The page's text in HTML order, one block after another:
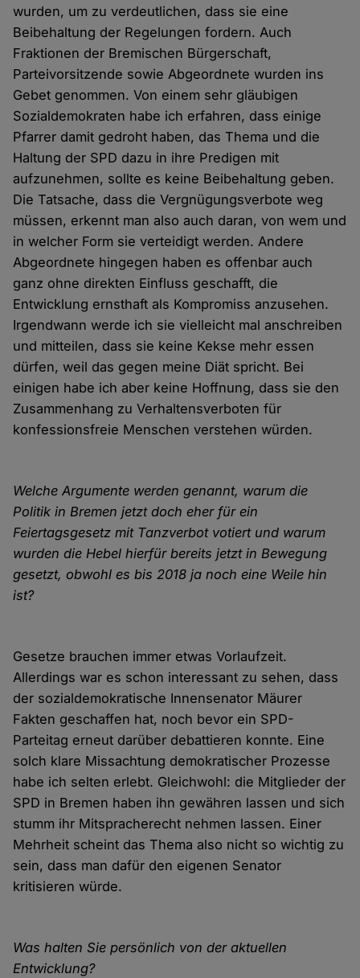
wurden, um zu verdeutlichen, dass sie eine
Beibehaltung der Regelungen fordern. Auch
Fraktionen der Bremischen Bürgerschaft,
Parteivorsitzende sowie Abgeordnete wurden ins
Gebet genommen. Von einem sehr gläubigen
Sozialdemokraten habe ich erfahren, dass einige
Pfarrer damit gedroht haben, das Thema und die
Haltung der SPD dazu in ihre Predigen mit
aufzunehmen, sollte es keine Beibehaltung geben.
Die Tatsache, dass die Vergnügungsverbote weg
müssen, erkennt man also auch daran, von wem und
in welcher Form sie verteidigt werden. Andere
Abgeordnete hingegen haben es offenbar auch
ganz ohne direkten Einfluss geschafft, die
Entwicklung ernsthaft als Kompromiss anzusehen.
Irgendwann werde ich sie vielleicht mal anschreiben
und mitteilen, dass sie keine Kekse mehr essen
dürfen, weil das gegen meine Diät spricht. Bei
einigen habe ich aber keine Hoffnung, dass sie den
Zusammenhang zu Verhaltensverboten für
konfessionsfreie Menschen verstehen würden.
Welche Argumente werden genannt, warum die
Politik in Bremen jetzt doch eher für ein
Feiertagsgesetz mit Tanzverbot votiert und warum
wurden die Hebel hierfür bereits jetzt in Bewegung
gesetzt, obwohl es bis 2018 ja noch eine Weile hin
ist?
Gesetze brauchen immer etwas Vorlaufzeit.
Allerdings war es schon interessant zu sehen, dass
der sozialdemokratische Innensenator Mäurer
Fakten geschaffen hat, noch bevor ein SPD-
Parteitag erneut darüber debattieren konnte. Eine
solch klare Missachtung demokratischer Prozesse
habe ich selten erlebt. Gleichwohl: die Mitglieder der
SPD in Bremen haben ihn gewähren lassen und sich
stumm ihr Mitspracherecht nehmen lassen. Einer
Mehrheit scheint das Thema also nicht so wichtig zu
sein, dass man dafür den eigenen Senator
kritisieren würde.
Was halten Sie persönlich von der aktuellen
Entwicklung?